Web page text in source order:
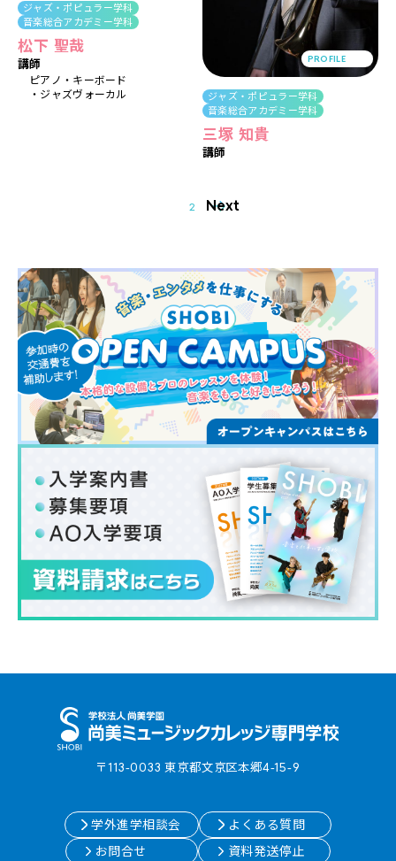
ジャズ・ポピュラー学科
音楽総合アカデミー学科
松下 聖哉
講師
ピアノ
キーボード
ジャズヴォーカル
PROFILE
ジャズ・ポピュラー学科
音楽総合アカデミー学科
三塚 知貴
講師
2 Next
〒113-0033 東京都⽂京区本郷4-15-9
学外進学相談会
よくある質問
お問合せ
資料発送停止